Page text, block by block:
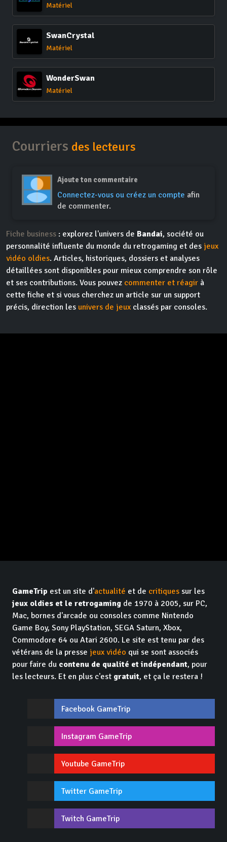
Matériel
SwanCrystal
Matériel
WonderSwan
Matériel
Courriers des lecteurs
Ajoute ton commentaire
Connectez-vous ou créez un compte afin
de commenter.
Fiche business : explorez l'univers de Bandai, société ou
personnalité influente du monde du retrogaming et des jeux
vidéo oldies. Articles, historiques, dossiers et analyses
détaillées sont disponibles pour mieux comprendre son rôle
et ses contributions. Vous pouvez commenter et réagir à
cette fiche et si vous cherchez un article sur un support
précis, direction les univers de jeux classés par consoles.
GameTrip est un site d'actualité et de critiques sur les
jeux oldies et le retrogaming de 1970 à 2005, sur PC,
Mac, bornes d'arcade ou consoles comme Nintendo
Game Boy, Sony PlayStation, SEGA Saturn, Xbox,
Commodore 64 ou Atari 2600. Le site est tenu par des
vétérans de la presse jeux vidéo qui se sont associés
pour faire du contenu de qualité et indépendant, pour
les lecteurs. Et en plus c'est gratuit, et ça le restera !
Facebook GameTrip
Instagram GameTrip
Youtube GameTrip
Twitter GameTrip
Twitch GameTrip